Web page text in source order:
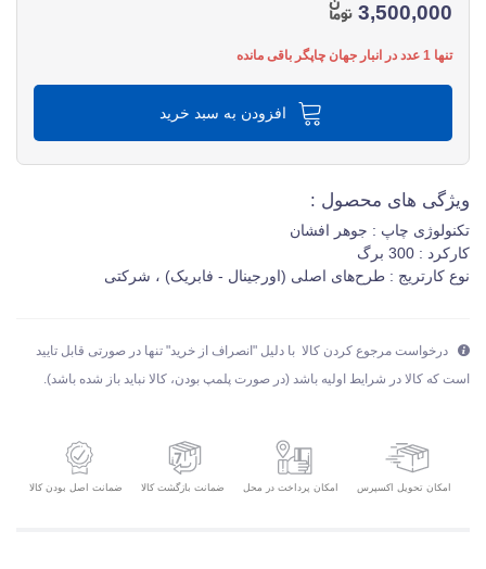
3,500,000
تنها 1 عدد در انبار جهان چاپگر باقی مانده
افزودن به سبد خرید
ویژگی های محصول :
تکنولوژی چاپ : جوهر افشان
کارکرد : 300 برگ
نوع کارتریج : طرح‌های اصلی (اورجینال - فابریک) ، شرکتی
درخواست مرجوع کردن کالا با دلیل "انصراف از خرید" تنها در صورتی قابل تایید
است که کالا در شرایط اولیه باشد (در صورت پلمپ بودن، کالا نباید باز شده باشد).
امکان تحویل اکسپرس امکان پرداخت در محل ضمانت بازگشت کالا ضمانت اصل بودن کالا